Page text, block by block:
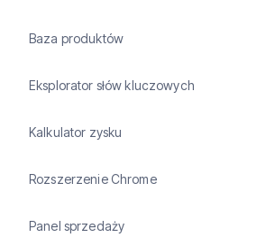
Baza produktów
Eksplorator słów kluczowych
Kalkulator zysku
Rozszerzenie Chrome
Panel sprzedaży